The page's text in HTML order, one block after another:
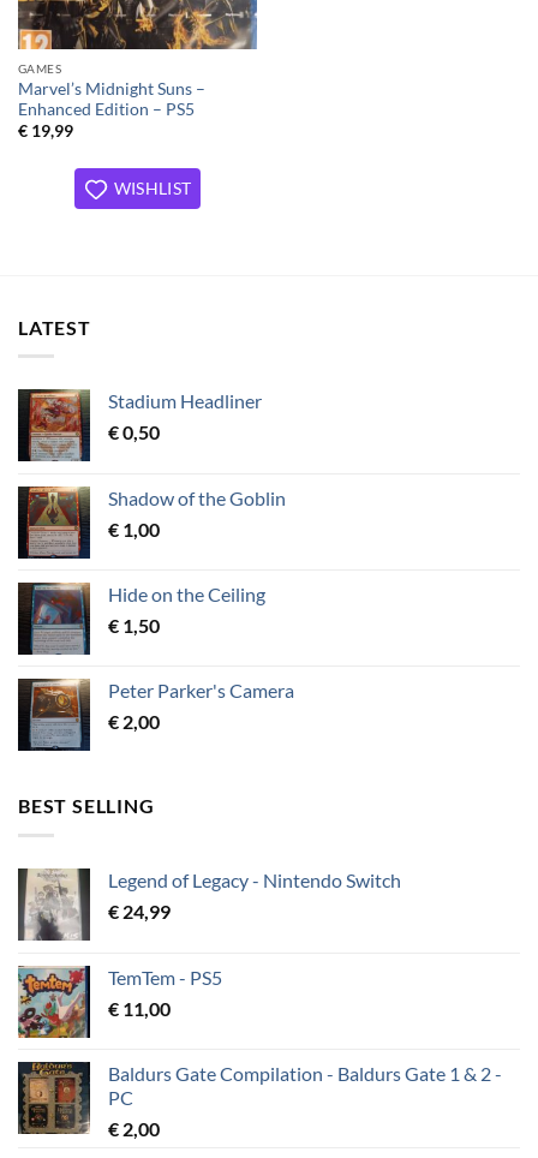
GAMES
Marvel’s Midnight Suns –
Enhanced Edition – PS5
€19,99
WISHLIST
LATEST
Stadium Headliner
€0,50
Shadow of the Goblin
€ 1,00
Hide on the Ceiling
€ 1,50
Peter Parker's Camera
€ 2,00
BEST SELLING
Legend of Legacy - Nintendo Switch
€ 24,99
TemTem - PS5
€ 11,00
Baldurs Gate Compilation - Baldurs Gate 1 & 2 -
PC
€ 2,00